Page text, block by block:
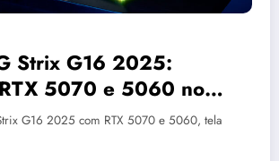
Strix G16 2025:
5070 e 5060 no
G16 2025 com RTX 5070 e 5060, tela